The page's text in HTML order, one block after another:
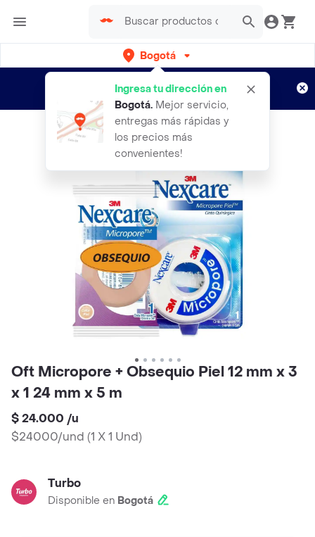
Bogotá
Ingresa tu dirección en
Bogotá. Mejor servicio,
entregas más rápidas y
los precios más
convenientes!
envíos gratis por semanas
Aplican TyC
Oft Micropore + Obsequio Piel 12 mm x 3
x 1 24 mm x 5 m
$ 24.000 /u
$24000/und (1 X 1 Und)
Turbo
Disponible en Bogotá